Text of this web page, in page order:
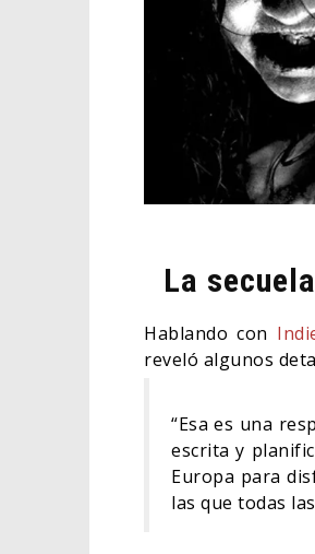
La
Hablando con
reveló algunos
“Esa es una
escrita y
Europa para
las que todas